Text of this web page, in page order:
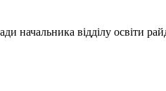
відділу освіти